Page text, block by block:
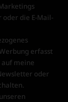
die E-Mail-
erfasst
meine
oder